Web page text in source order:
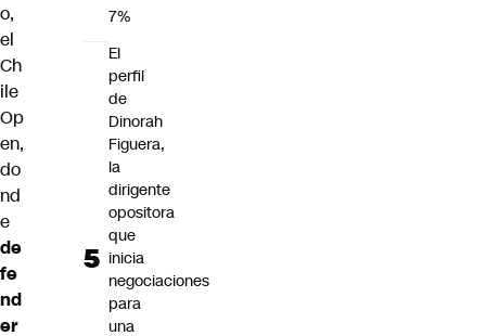
o,
el
Ch
ile
Op
en,
do
nd
e
de
fe
nd
er
7%
El
perfil
de
Dinorah
Figuera,
la
dirigente
opositora
que
inicia
negociaciones
para
una